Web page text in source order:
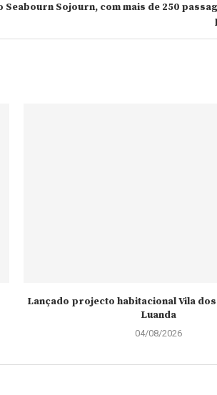
Seabourn Sojourn, com mais de 250
Lançado projecto habitacional Vila
Luanda
04/08/2026